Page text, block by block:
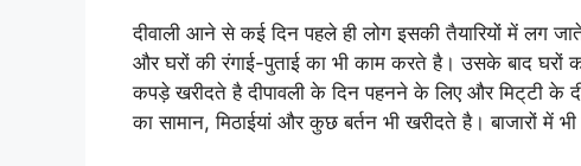
दीवाली आने से कई दिन पहले ही लोग इसकी तैयारियों में लग
और घरों की रंगाई-पुताई का भी काम करते है। उसके बाद घरों
कपड़े खरीदते है दीपावली के दिन पहनने के लिए और मिट्‌टी के
का सामान, मिठाईयां और कुछ बर्तन भी खरीदते है। बाजारों में